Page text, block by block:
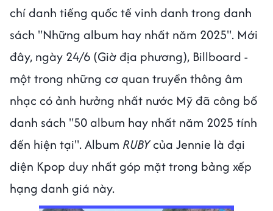
chí danh tiếng quốc tế vinh danh trong danh
sách "Những album hay nhất năm 2025". Mới
đây, ngày 24/6 (Giờ địa phương), Billboard -
một trong những cơ quan truyền thông âm
nhạc có ảnh hưởng nhất nước Mỹ đã công bố
danh sách "50 album hay nhất năm 2025 tính
đến hiện tại". Album RUBYcủa Jennie là đại
diện Kpop duy nhất góp mặt trong bảng xếp
hạng danh giá này.